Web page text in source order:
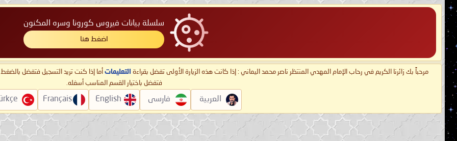
سلسلة بيانات فيروس كورونا وسره المكنون
اضغط هنا
مرحباً بك زائرنا الكريم في رحاب الإمام المهدي المنتظر ناصر محمد اليماني : إذا كانت هذه الزيارة الأولى تفضل بقراءة التعليمات أما إذا كنت تريد التسجيل فتفضل
فتفضل باختيار القسم المناسب أسفله.
العربية فارسی English
Français